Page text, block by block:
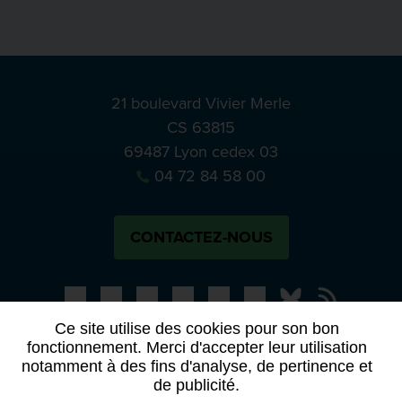
Ce site utilise des cookies pour son bon
fonctionnement. Merci d'accepter leur utilisation
notamment à des fins d'analyse, de pertinence et
de publicité.
21 boulevard Vivier Merle
CS 63815
69487 Lyon cedex 03
04 72 84 58 00
CONTACTEZ-NOUS
BlueskyNotre
PRESSE
APPELS À MANIFESTATION D’INTÉRÊT
ACTES ET DÉLIBÉRATIONS